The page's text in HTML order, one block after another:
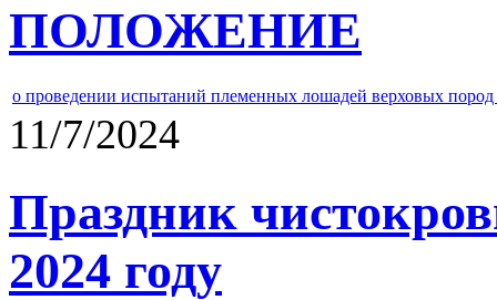
ПОЛОЖЕНИЕ
о проведении испытаний племенных лошадей верховых
11/7/2024
Праздник
2024 году